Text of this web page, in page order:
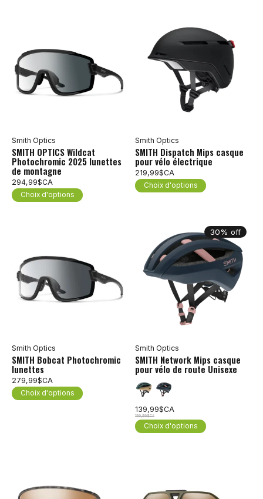
Smith Optics
SMITH OPTICS Wildcat
Photochromic 2025 lunettes
de montagne
294,99$CA
Choix d'options
Smith Optics
SMITH Dispatch Mips casque
pour vélo électrique
219,99$CA
Choix d'options
Smith Optics
SMITH Bobcat Photochromic
lunettes
279,99$CA
Choix d'options
30% off
Smith Optics
SMITH Network Mips casque
pour vélo de route Unisexe
139,99$CA
199,99$CA
Choix d'options